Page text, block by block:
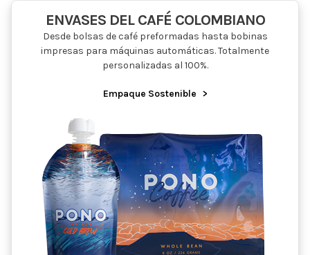
ENVASES DEL CAFÉ COLOMBIANO
Desde bolsas de café preformadas hasta bobinas
impresas para máquinas automáticas. Totalmente
personalizadas al 100%.
Empaque Sostenible >